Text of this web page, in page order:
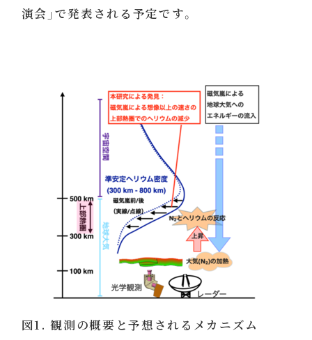
演会」で発表される予定です。
図1. 観測の概要と予想されるメカニズム